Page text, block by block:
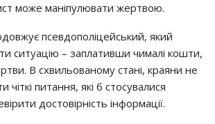
може маніпулювати жертвою.
псевдополіцейський, який
ситуацію – заплативши чималі кошти,
В схвильованому стані, краяни не
питання, які б стосувалися
достовірність інформації.